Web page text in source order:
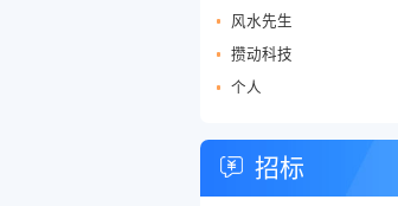
风水先生
攒动科技
个人
招标